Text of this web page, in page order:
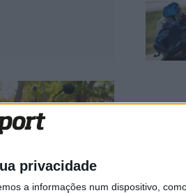
privacidade
a informações num dispositivo,